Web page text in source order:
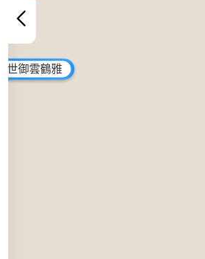
世御雲鶴雅